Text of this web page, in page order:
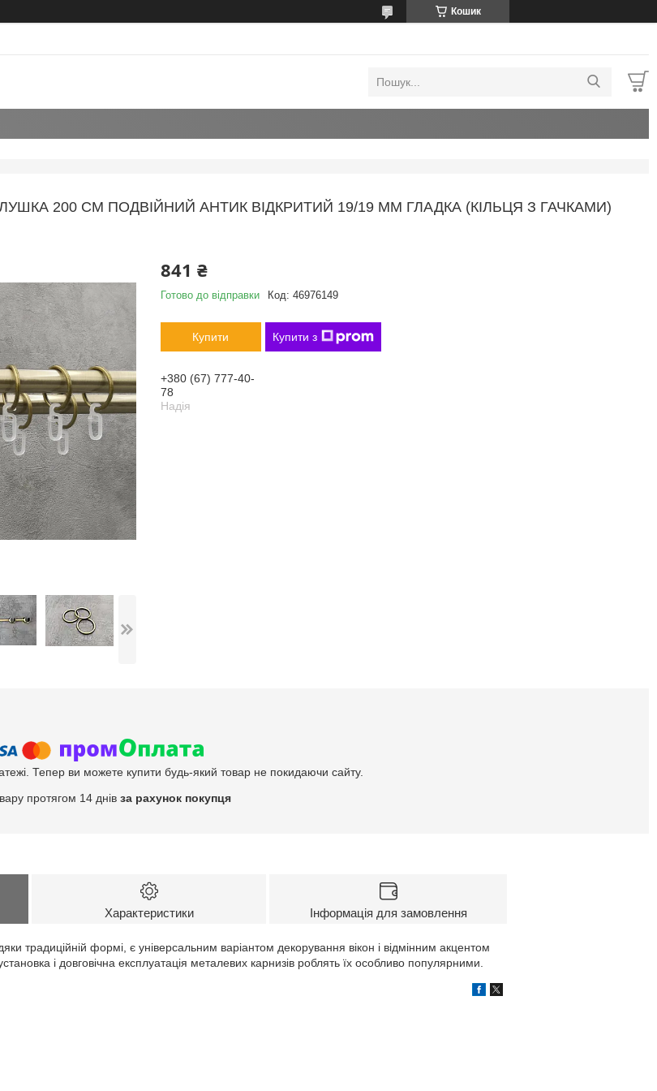
Кошик
200 СМ ПОДВІЙНИЙ АНТИК ВІДКРИТИЙ 19/19 ММ ГЛАДКА (КІЛЬЦЯ З ГАЧКАМИ)
841 ₴
Готово до відправки Код: 46976149
Купити Купити з
+380 (67) 777-40-
78
Надія
Тепер ви можете купити будь-який товар не покидаючи сайту.
протягом 14 днів за рахунок покупця
Характеристики Інформація для замовлення
традиційній формі, є універсальним варіантом декорування вікон і відмінним акцентом
і довговічна експлуатація металевих карнизів роблять їх особливо популярними.